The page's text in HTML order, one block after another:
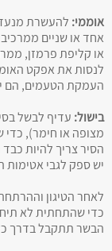
אוממי: להעשרת
אחד או שניים
או קליפת פרמזן,
לנסות את אפקט
העמקת הטעמים, הם
בישול: עדיף לבשל
מצופה או חימר),
הסיר צריך להיות
יש ספק לגבי אטימות
לאחר הטיגון
כדי שהתחתית לא
הבשר תתקבל בדרך כלל לאחר 3.5 - 4 שעות